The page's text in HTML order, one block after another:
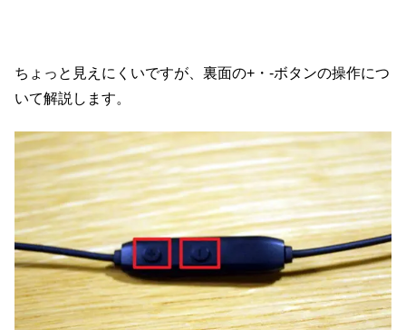
ちょっと見えにくいですが、裏面の+・-ボタンの操作につ
いて解説します。